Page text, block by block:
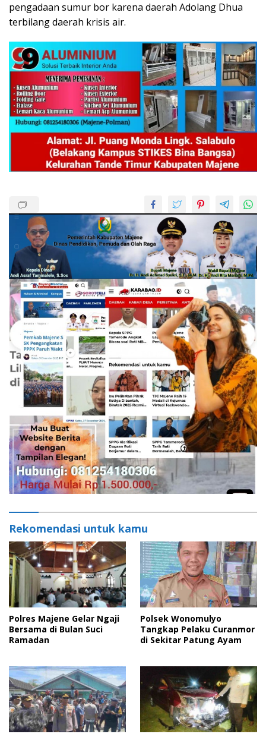
pengadaan sumur bor karena daerah Adolang Dhua
terbilang daerah krisis air.
Rekomendasi untuk kamu
Polres Majene Gelar Ngaji
Bersama di Bulan Suci
Ramadan
Polsek Wonomulyo
Tangkap Pelaku Curanmor
di Sekitar Patung Ayam